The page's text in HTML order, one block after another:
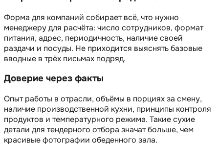
Форма для компаний собирает всё, что нужно
менеджеру для расчёта: число сотрудников, формат
питания, адрес, периодичность, наличие своей
раздачи и посуды. Не приходится выяснять базовые
вводные в трёх письмах подряд.
Доверие через факты
Опыт работы в отрасли, объёмы в порциях за смену,
наличие производственной кухни, принципы контроля
продуктов и температурного режима. Такие сухие
детали для тендерного отбора значат больше, чем
красивые фотографии обеденного зала.